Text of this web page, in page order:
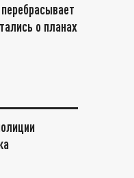
о планах